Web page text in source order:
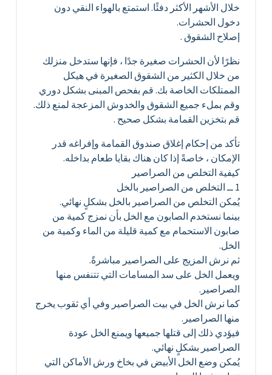
خلال الأشهر الأكثر دفئًا. استمتع بالهواء النقي دون
دخول الحشرات.
إصلاح الشقوق .
نظرًا لأن الحشرات صغيرة جدًا ، فإنها ستدخل منزلك
من خلال الكثير من الشقوق الصغيرة في هيكل
الممتلكات الخاصة بك. قم بفحص المبنى بشكل دوري
وقم بملء جميع الشقوق والخدوش المزعجة لمنع ذلك.
قم بتخزين القمامة بشكل صحيح .
تأكد من إحكام إغلاق صندوق القمامة وإفراغه قدر
الإمكان ، خاصةً إذا كان هناك بقايا طعام بداخله.
كيفية التخلص من الصراصير
1 ــ التخلص من الصراصير بالخل
يُمكن التخلص من الصراصير بالخل بشكلٍ نهائي.
بينما نستخدم الصابون مع الخل بأن نمزج كمية من
صابون الاستحمام مع كمية قليلة من الماء وكمية من
الخل.
ثم نرش المزيج على الصراصير مباشرةً.
ويعمل الخل على سد المسامات التي تتنفس منها
الصراصير.
كما نرش الخل في بيت الصراصير وفي أي ثقوب يخرج
منها الصراصير.
فيؤدي ذلك إلى قتلها جميعها ويمنع الخل عودة
الصراصير بشكلٍ نهائي.
يُمكن وضع الخل الأبيض في بخاخ ورش الأماكن التي